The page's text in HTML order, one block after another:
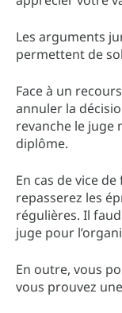
Les arguments
permettent de
Face à un
annuler la
revanche le juge
diplôme.
En cas de vice
repasserez les
régulières. Il
juge pour
En outre, vous
vous prouvez